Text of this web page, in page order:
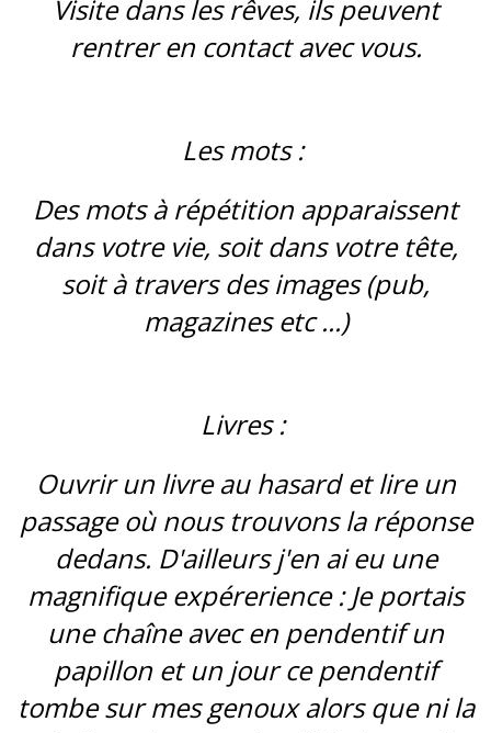
Visite dans les rêves, ils peuvent
rentrer en contact avec vous.
Les mots :
Des mots à répétition apparaissent
dans votre vie, soit dans votre tête,
soit à travers des images (pub,
magazines etc ...)
Livres :
Ouvrir un livre au hasard et lire un
passage où nous trouvons la réponse
dedans. D'ailleurs j'en ai eu une
magnifique expérerience : Je portais
une chaîne avec en pendentif un
papillon et un jour ce pendentif
tombe sur mes genoux alors que ni la